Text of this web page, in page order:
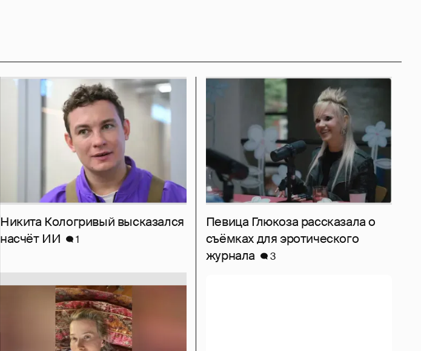
Никита Кологривый высказался
насчёт ИИ
1
Певица Глюкоза рассказала о
съёмках для эротического
журнала
3